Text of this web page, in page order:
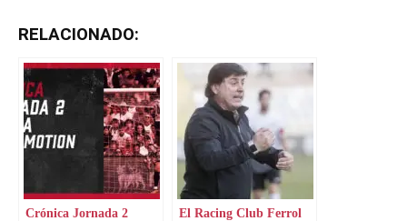
RELACIONADO:
Crónica Jornada 2
El Racing Club Ferrol